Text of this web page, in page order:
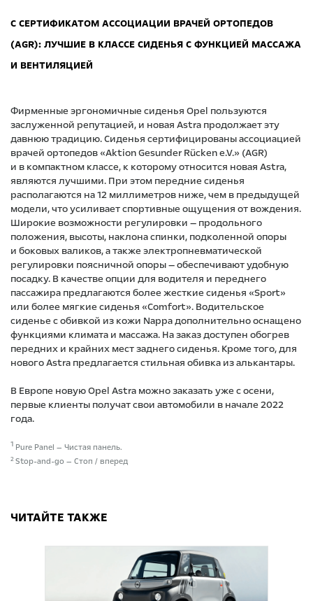
С СЕРТИФИКАТОМ АССОЦИАЦИИ ВРАЧЕЙ ОРТОПЕДОВ
(AGR): ЛУЧШИЕ В КЛАССЕ СИДЕНЬЯ С ФУНКЦИЕЙ МАССАЖА
И ВЕНТИЛЯЦИЕЙ
Фирменные эргономичные сиденья Opel пользуются
заслуженной репутацией, и новая Astra продолжает эту
давнюю традицию. Сиденья сертифицированы ассоциацией
врачей ортопедов «Aktion Gesunder Rücken e.V.» (AGR)
и в компактном классе, к которому относится новая Astra,
являются лучшими. При этом передние сиденья
располагаются на 12 миллиметров ниже, чем в предыдущей
модели, что усиливает спортивные ощущения от вождения.
Широкие возможности регулировки — продольного
положения, высоты, наклона спинки, подколенной опоры
и боковых валиков, а также электропневматической
регулировки поясничной опоры — обеспечивают удобную
посадку. В качестве опции для водителя и переднего
пассажира предлагаются более жесткие сиденья «Sport»
или более мягкие сиденья «Comfort». Водительское
сиденье с обивкой из кожи Nappa дополнительно оснащено
функциями климата и массажа. На заказ доступен обогрев
передних и крайних мест заднего сиденья. Кроме того, для
нового Astra предлагается стильная обивка из алькантары.
В Европе новую Opel Astra можно заказать уже с осени,
первые клиенты получат свои автомобили в начале 2022
года.
1 Pure Panel — Чистая панель.
2Stop-and-go — Стоп / вперед
ЧИТАЙТЕ ТАКЖЕ